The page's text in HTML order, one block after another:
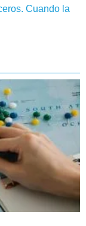
Cuando la